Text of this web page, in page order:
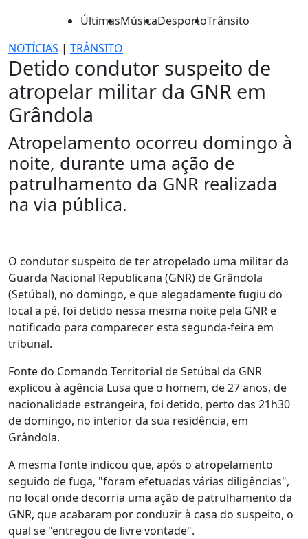
ÚltimasMúsicaDesportoTrânsito
NOTÍCIAS | TRÂNSITO
Detido condutor suspeito de
atropelar militar da GNR em
Grândola
Atropelamento ocorreu domingo à
noite, durante uma ação de
patrulhamento da GNR realizada
na via pública.
O condutor suspeito de ter atropelado uma militar da
Guarda Nacional Republicana (GNR) de Grândola
(Setúbal), no domingo, e que alegadamente fugiu do
local a pé, foi detido nessa mesma noite pela GNR e
notificado para comparecer esta segunda-feira em
tribunal.
Fonte do Comando Territorial de Setúbal da GNR
explicou à agência Lusa que o homem, de 27 anos, de
nacionalidade estrangeira, foi detido, perto das 21h30
de domingo, no interior da sua residência, em
Grândola.
A mesma fonte indicou que, após o atropelamento
seguido de fuga, "foram efetuadas várias diligências",
no local onde decorria uma ação de patrulhamento da
GNR, que acabaram por conduzir à casa do suspeito, o
qual se "entregou de livre vontade".